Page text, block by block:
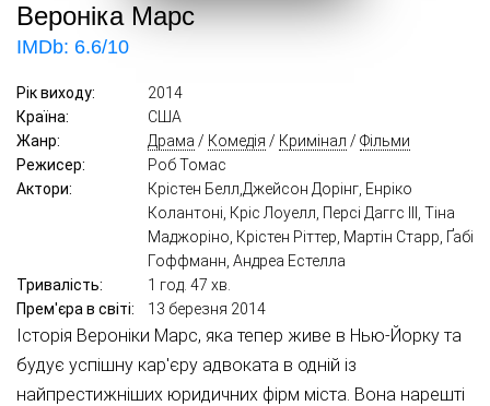
Вероніка Марс
IMDb: 6.6/10
Рік виходу:
2014
Країна:
США
Жанр:
Драма / Комедія / Кримінал / Фільми
Режисер:
Роб Томас
Актори:
Крістен Белл,Джейсон Дорінг, Енріко
Колантоні, Кріс Лоуелл, Персі Даггс III, Тіна
Маджоріно, Крістен Ріттер, Мартін Старр, Ґабі
Гоффманн, Андреа Естелла
Тривалість:
1 год. 47 хв.
Прем'єра в світі:
13 березня 2014
Історія Вероніки Марс, яка тепер живе в Нью-Йорку та
будує успішну кар'єру адвоката в одній із
найпрестижніших юридичних фірм міста. Вона нарешті